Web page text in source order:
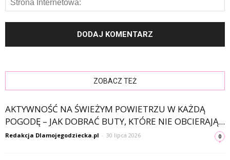
ZOBACZ TEŻ
AKTYWNOŚĆ NA ŚWIEŻYM POWIETRZU W KAŻDĄ
POGODĘ – JAK DOBRAĆ BUTY, KTÓRE NIE OBCIERAJĄ...
Redakcja Dlamojegodziecka.pl - 30 lipca 2026 0